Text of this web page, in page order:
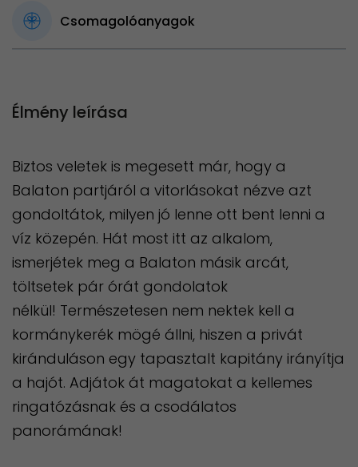
Csomagolóanyagok
Élmény leírása
Biztos veletek is megesett már, hogy a
Balaton partjáról a vitorlásokat nézve azt
gondoltátok, milyen jó lenne ott bent lenni a
víz közepén. Hát most itt az alkalom,
ismerjétek meg a Balaton másik arcát,
töltsetek pár órát gondolatok
nélkül! Természetesen nem nektek kell a
kormánykerék mögé állni, hiszen a privát
kiránduláson egy tapasztalt kapitány irányítja
a hajót. Adjátok át magatokat a kellemes
ringatózásnak és a csodálatos
panorámának!